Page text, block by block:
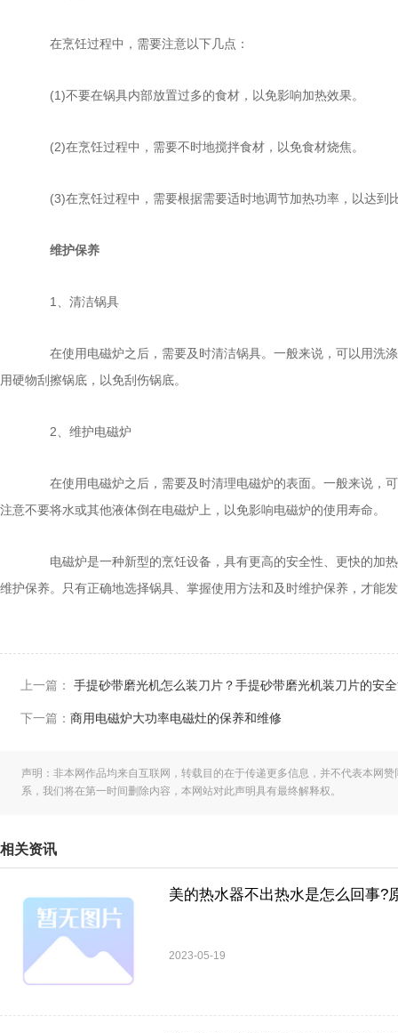
在烹饪过程中，需要注意以下几点：
(1)不要在锅具内部放置过多的食材，以免影响加热效果。
(2)在烹饪过程中，需要不时地搅拌食材，以免食材烧焦。
(3)在烹饪过程中，需要根据需要适时地调节加热功率，以达到
维护保养
1、清洁锅具
在使用电磁炉之后，需要及时清洁锅具。一般来说，可以用洗
用硬物刮擦锅底，以免刮伤锅底。
2、维护电磁炉
在使用电磁炉之后，需要及时清理电磁炉的表面。一般来说，
注意不要将水或其他液体倒在电磁炉上，以免影响电磁炉的使用寿命。
电磁炉是一种新型的烹饪设备，具有更高的安全性、更快的加
维护保养。只有正确地选择锅具、掌握使用方法和及时维护保养，才能
上一篇： 手提砂带磨光机怎么装刀片？手提砂带磨光机装刀片的安
下一篇： 商用电磁炉大功率电磁灶的保养和维修
声明：非本网作品均来自互联网，转载目的在于传递更多信息，并不代表本网
系，我们将在第一时间删除内容，本网站对此声明具有最终解释权。
相关资讯
美的热水器不出热水是怎么回事?
2023-05-19